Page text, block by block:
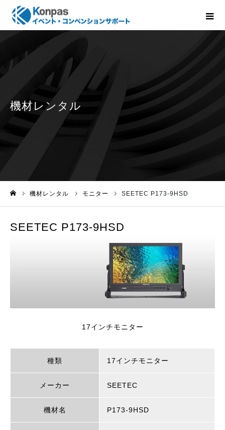
機材レンタル モニター SEETEC P173-9HSD
SEETEC P173-9HSD
17インチモニター
種類 17インチモニター
メーカー SEETEC
機材名 P173-9HSD